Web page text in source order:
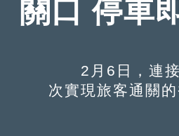
關口 停車
2月6日，連接
次實現旅客通關